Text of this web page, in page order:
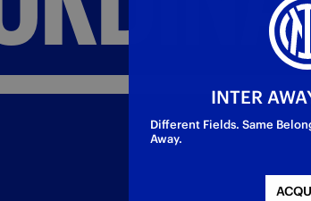
INTER
Different Fields. Same
Away.